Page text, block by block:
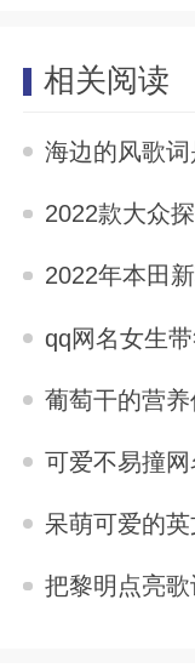
相关阅读
海边的风歌
2022款大众探
2022年本田
qq网名女生带符号 唯
葡萄干的营养
可爱不易撞
呆萌可爱的
把黎明点亮